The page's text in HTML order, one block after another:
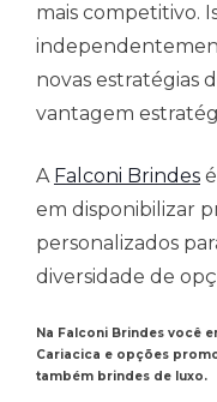
mais competitivo.
novas estratégias
vantagem
A Falconi Brindes
em disponibilizar
personalizados
diversidade de
Na Falconi Brindes você
Cariacica e opções
também brindes de luxo.